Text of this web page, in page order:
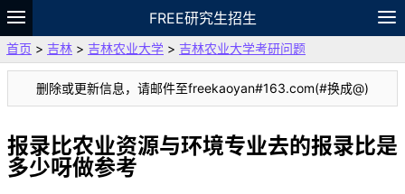
FREE研究生招生
题库
故事 专题 APP 笔记
论坛
VIP
资料
首页 > 吉林 > 吉林农业大学 > 吉林农业大学考研问题
删除或更新信息，请邮件至freekaoyan#163.com(#换成@)
报录比农业资源与环境专业去的报录比是
多少呀做参考